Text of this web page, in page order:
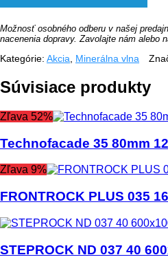
Možnosť osobného odberu v našej
nacenenia dopravy. Zavolajte nám alebo
Kategórie: Akcia Minerálna vlna
Súvisiace produkty
Zľava 52%
Technofacade 35 80mm
Zľava 9%
FRONTROCK PLUS 035
STEPROCK ND 037 40